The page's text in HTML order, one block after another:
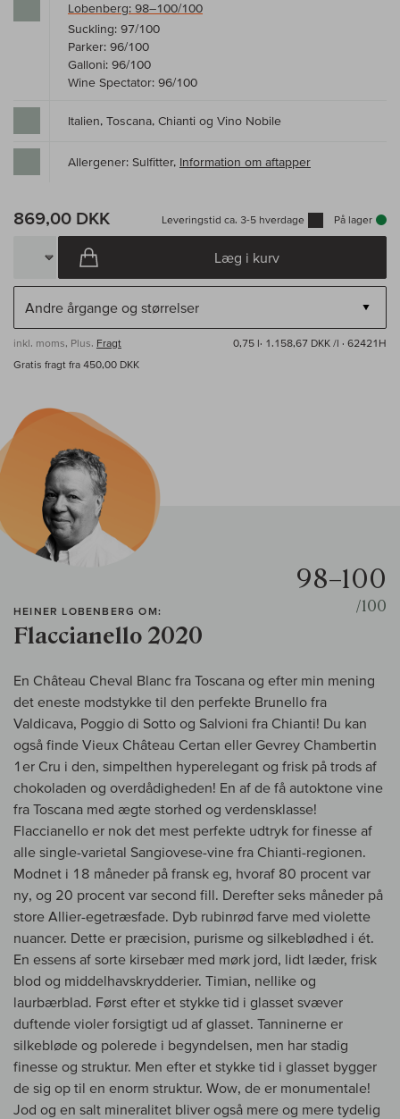
Lobenberg: 98–100/100
Suckling: 97/100
Parker: 96/100
Galloni: 96/100
Wine Spectator: 96/100
Italien, Toscana, Chianti og Vino Nobile
Allergener: Sulfitter, Information om aftapper
869,00 DKK Leveringstid ca. 3-5 hverdage På lager
Læg i kurv
inkl. moms, Plus. Fragt 0,75 l· 1.158,67 DKK /l · 62421H
Gratis fragt fra 450,00 DKK
HEINER LOBENBERG OM:
Flaccianello 2020
98–100
/100
En Château Cheval Blanc fra Toscana og efter min mening
det eneste modstykke til den perfekte Brunello fra
Valdicava, Poggio di Sotto og Salvioni fra Chianti! Du kan
også finde Vieux Château Certan eller Gevrey Chambertin
1er Cru i den, simpelthen hyperelegant og frisk på trods af
chokoladen og overdådigheden! En af de få autoktone vine
fra Toscana med ægte storhed og verdensklasse!
Flaccianello er nok det mest perfekte udtryk for finesse af
alle single-varietal Sangiovese-vine fra Chianti-regionen.
Modnet i 18 måneder på fransk eg, hvoraf 80 procent var
ny, og 20 procent var second fill. Derefter seks måneder på
store Allier-egetræsfade. Dyb rubinrød farve med violette
nuancer. Dette er præcision, purisme og silkeblødhed i ét.
En essens af sorte kirsebær med mørk jord, lidt læder, frisk
blod og middelhavskrydderier. Timian, nellike og
laurbærblad. Først efter et stykke tid i glasset svæver
duftende violer forsigtigt ud af glasset. Tanninerne er
silkebløde og polerede i begyndelsen, men har stadig
finesse og struktur. Men efter et stykke tid i glasset bygger
de sig op til en enorm struktur. Wow, de er monumentale!
Jod og en salt mineralitet bliver også mere og mere tydelig